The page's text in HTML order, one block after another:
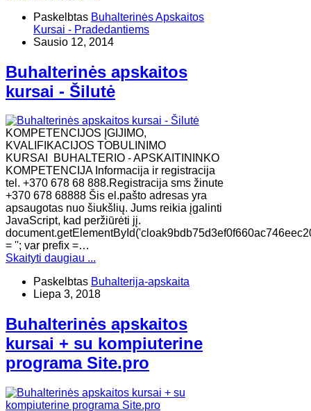
Paskelbtas Buhalterinės Apskaitos
Kursai - Pradedantiems
Sausio 12, 2014
Buhalterinės apskaitos
kursai - Šilutė
KOMPETENCIJOS ĮGIJIMO,
KVALIFIKACIJOS TOBULINIMO
KURSAI BUHALTERIO - APSKAITININKO
KOMPETENCIJA Informacija ir registracija
tel. +370 678 68 888.Registracija sms žinute
+370 678 68888 Šis el.pašto adresas yra
apsaugotas nuo šiukšlių. Jums reikia įgalinti
JavaScript, kad peržiūrėti jį.
= ''; var prefix =…
Skaityti daugiau ...
Paskelbtas Buhalterija-apskaita
Liepa 3, 2018
Buhalterinės apskaitos
kursai + su kompiuterine
programa Site.pro